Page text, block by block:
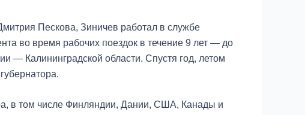
Пескова, Зиничев работал в службе
во время рабочих поездок в течение 9 лет — до
— Калининградской области. Спустя год, летом
в том числе Финляндии, Дании, США, Канады и